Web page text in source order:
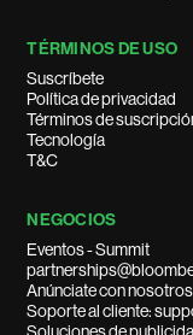
TÉRMINOS DE USO
Suscríbete
Política de privacidad
Términos de
Tecnología
T&C
NEGOCIOS
Eventos - Summit
Anúnciate con
Soporte al cliente: